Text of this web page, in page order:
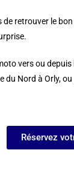
retrouver le
vers ou
du Nord à Orly,
Réservez